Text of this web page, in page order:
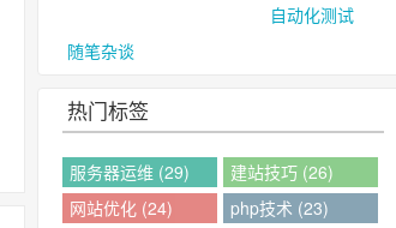
自动化测试
随笔杂谈
热门标签
服务器运维 (29)
建站技巧 (26)
网站优化 (24)
php技术 (23)